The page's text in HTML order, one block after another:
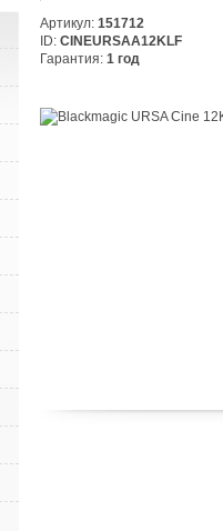
Артикул: 151712
ID: CINEURSAA12KLF
Гарантия: 1 год